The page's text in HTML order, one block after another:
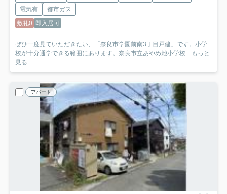
電気有
都市ガス
敷礼0 即入居可
ぜひ一度見ていただきたい、「奈良市学園前南3丁目戸建」です。小学
校が十分通学できる範囲にあります。奈良市立あやめ池小学校...
もっと
見る
アパート